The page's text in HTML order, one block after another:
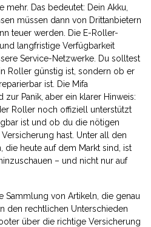
Das bedeutet: Dein Akku,
müssen dann von Drittanbietern
teuer werden. Die E-Roller-
langfristige Verfügbarkeit
Service-Netzwerke. Du solltest
Roller günstig ist, sondern ob er
ist. Die Mifa
Panik, aber ein klarer Hinweis:
Roller noch offiziell unterstützt
ist und ob du die nötigen
hast. Unter all den
die heute auf dem Markt sind, ist
– und nicht nur auf
Sammlung von Artikeln, die genau
den rechtlichen Unterschieden
über die richtige Versicherung